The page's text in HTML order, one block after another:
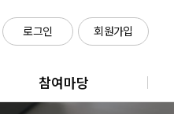
로그인 회원가입
참여마당